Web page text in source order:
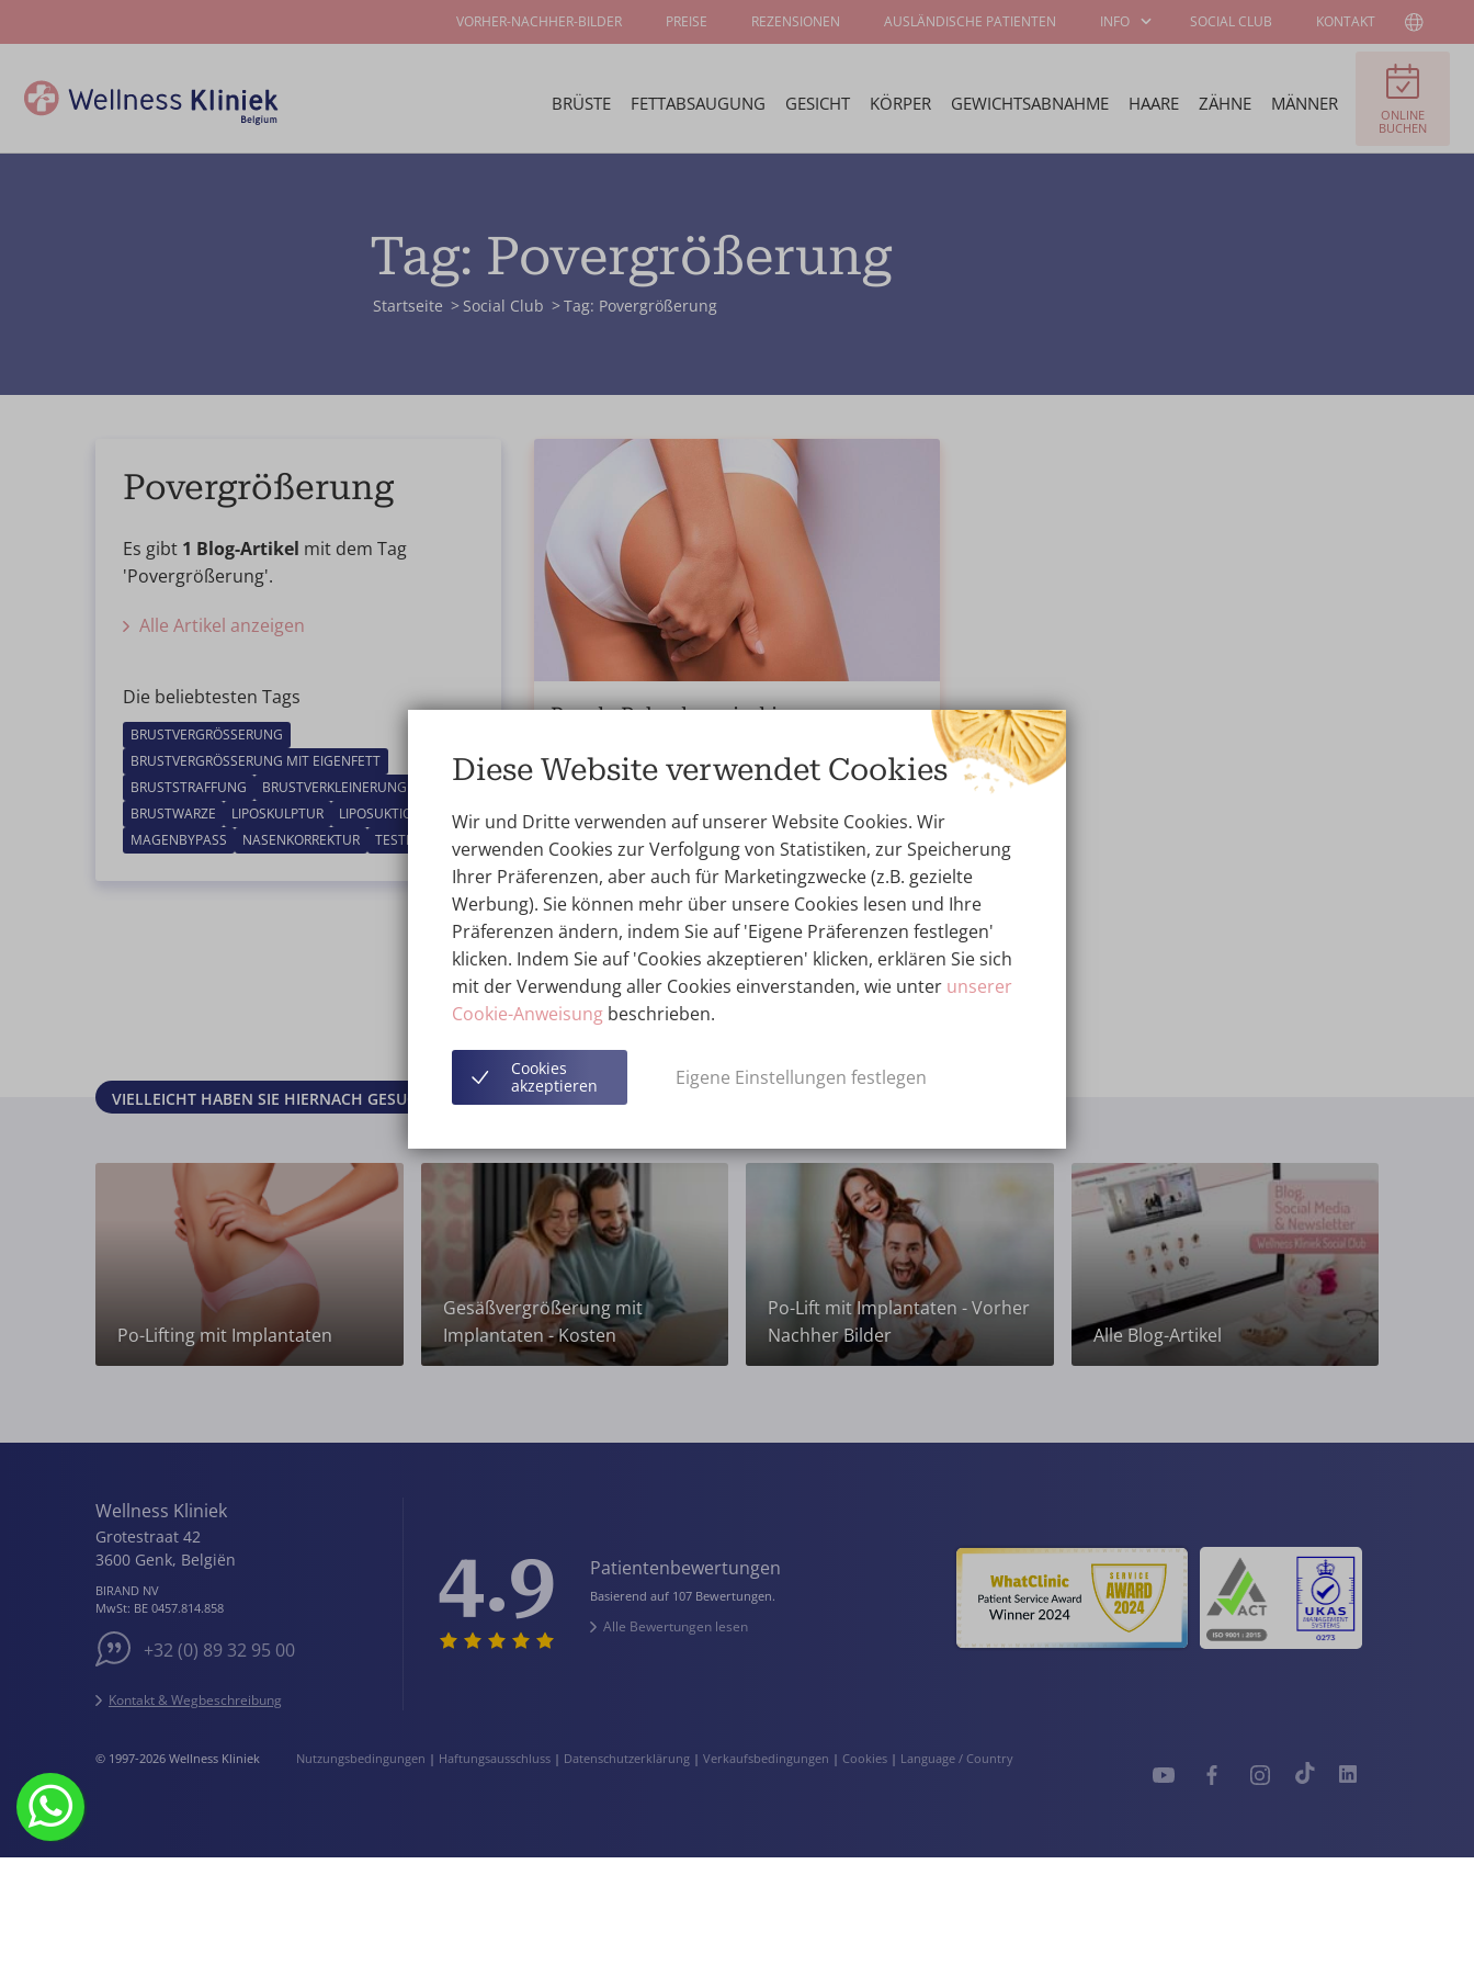
BRÜSTE FETTABSAUGUNG GESICHT KÖRPER GEWICHTSABNAHME HAARE ZÄHNE MÄNNER
ONLINE
BUCHEN
VORHER-NACHHER-BILDER PREISE REZENSIONEN AUSLÄNDISCHE PATIENTEN INFO SOCIAL CLUB KONTAKT
Tag: Povergrößerung
Startseite Social Club Tag: Povergrößerung
Povergrößerung
Es gibt 1 Blog-Artikel mit dem Tag
'Povergrößerung'.
Alle Artikel anzeigen
Die beliebtesten Tags
BRUSTVERGRÖSSERUNG
BRUSTVERGRÖSSERUNG MIT EIGENFETT
BRUSTSTRAFFUNG
BRUSTVERKLEINERUNG
BRUSTWARZE
LIPOSKULPTUR
LIPOSUKTION
MAGENBYPASS
NASENKORREKTUR TESTIMONIAL
Runde Pobacken sind in
BLOG 09.02.2022
sich wünschen? Alter, Schwerkraft und
Gewichtsschwankungen verändern Ihr Gesäß. Oft
kann man das nicht durch Diäten und Sport
verbessern.
Lesen Sie mehr...
VIELLEICHT HABEN SIE HIERNACH GESUCHT?
Po-Lifting mit Implantaten
Gesäßvergrößerung mit
Implantaten - Kosten
Po-Lift mit Implantaten - Vorher
Nachher Bilder
Alle Blog-Artikel
Wellness Kliniek
Grotestraat 42
3600 Genk, Belgiën
BIRAND NV
MwSt: BE 0457.814.858
+32 (0) 89 32 95 00
Kontakt & Wegbeschreibung
4.9 Patientenbewertungen
Basierend auf 107 Bewertungen.
Alle Bewertungen lesen
© 1997-2026 Wellness Kliniek Nutzungsbedingungen | Haftungsausschluss | Datenschutzerklärung | Verkaufsbedingungen | Cookies | Language / Country
Diese Website verwendet Cookies
Wir und Dritte verwenden auf unserer Website Cookies. Wir
verwenden Cookies zur Verfolgung von Statistiken, zur Speicherung
Ihrer Präferenzen, aber auch für Marketingzwecke (z.B. gezielte
Werbung). Sie können mehr über unsere Cookies lesen und Ihre
Präferenzen ändern, indem Sie auf 'Eigene Präferenzen festlegen'
klicken. Indem Sie auf 'Cookies akzeptieren' klicken, erklären Sie sich
mit der Verwendung aller Cookies einverstanden, wie unter unserer
Cookie-Anweisungbeschrieben.
Cookies
akzeptieren
Eigene Einstellungen festlegen